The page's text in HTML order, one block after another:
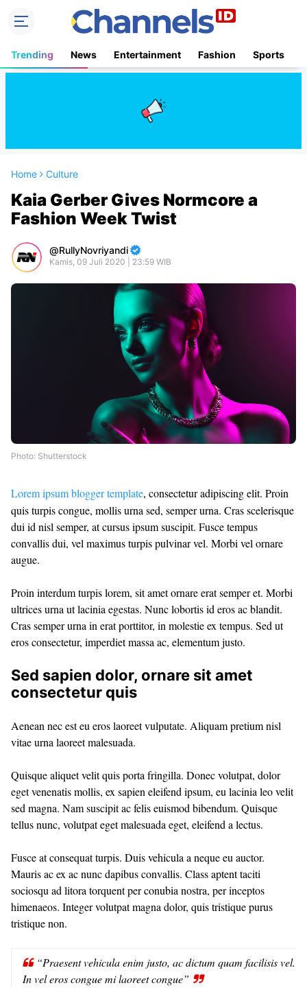
Trending News Entertainment Fashion Sports
Home Culture
Kaia Gerber Gives Normcore a
Fashion Week Twist
RullyNovriyandi
Kamis, 09 Juli 2020 | 23:59 WIB
Photo: Shutterstock
Lorem ipsum blogger template, consectetur adipiscing elit. Proin
quis turpis congue, mollis urna sed, semper urna. Cras scelerisque
dui id nisl semper, at cursus ipsum suscipit. Fusce tempus
convallis dui, vel maximus turpis pulvinar vel. Morbi vel ornare
augue.
Proin interdum turpis lorem, sit amet ornare erat semper et. Morbi
ultrices urna ut lacinia egestas. Nunc lobortis id eros ac blandit.
Cras semper urna in erat porttitor, in molestie ex tempus. Sed ut
eros consectetur, imperdiet massa ac, elementum justo.
Sed sapien dolor, ornare sit amet
consectetur quis
Aenean nec est eu eros laoreet vulputate. Aliquam pretium nisl
vitae urna laoreet malesuada.
Quisque aliquet velit quis porta fringilla. Donec volutpat, dolor
eget venenatis mollis, ex sapien eleifend ipsum, eu lacinia leo velit
sed magna. Nam suscipit ac felis euismod bibendum. Quisque
tellus nunc, volutpat eget malesuada eget, eleifend a lectus.
Fusce at consequat turpis. Duis vehicula a neque eu auctor.
Mauris ac ex ac nunc dapibus convallis. Class aptent taciti
sociosqu ad litora torquent per conubia nostra, per inceptos
himenaeos. Integer volutpat magna dolor, quis tristique purus
tristique non.
“Praesent vehicula enim justo, ac dictum quam facilisis vel.
In vel eros congue mi laoreet congue”